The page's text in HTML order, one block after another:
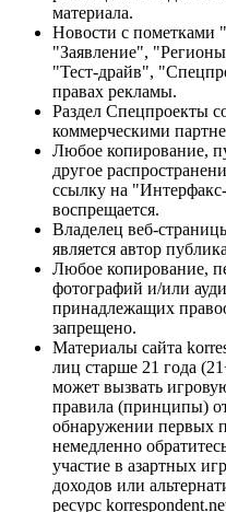
материала.
Новости с пометками
"Заявление",
"Тест-драйв",
правах рекламы.
Раздел Спецпроекты
коммерческими
Любое копирование,
другое
ссылку на
воспрещается.
Владелец веб-
является автор
Любое копирование,
фотографий и/или
принадлежащих
запрещено.
Материалы сайта
лиц старше 21 года
может вызвать
правила (принципы)
обнаружении первых
немедленно
участие в азартных
доходов или
ресурс